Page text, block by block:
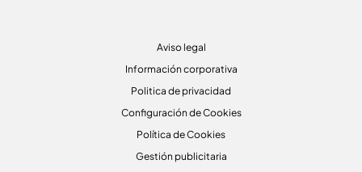
Aviso legal
Información corporativa
Politica de privacidad
Configuración de Cookies
Política de Cookies
Gestión publicitaria